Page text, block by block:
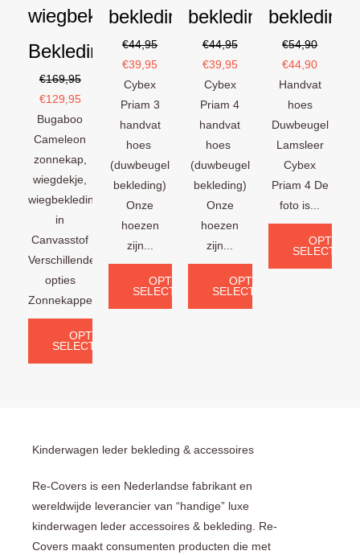
wiegbekleding
Bekledingset
€169,95
€129,95
Bugaboo
Cameleon
zonnekap,
wiegdekje,
wiegbekleding
in
Canvasstof
Verschillende
opties
Zonnekappen:...
OPTIES
SELECTEREN
bekleding)
€44,95
€39,95
Cybex
Priam 3
handvat
hoes
(duwbeugel
bekleding)
Onze
hoezen
zijn...
OPTIES
SELECTEREN
bekleding)
€44,95
€39,95
Cybex
Priam 4
handvat
hoes
(duwbeugel
bekleding)
Onze
hoezen
zijn...
OPTIES
SELECTEREN
bekleding)
€54,90
€44,90
Handvat
hoes
Duwbeugel
Lamsleer
Cybex
Priam 4 De
foto is...
OPTIES
Kinderwagen leder bekleding & accessoires
Re-Covers is een Nederlandse fabrikant en
wereldwijde leverancier van “handige” luxe
kinderwagen leder accessoires & bekleding. Re-
Covers maakt consumenten producten die met